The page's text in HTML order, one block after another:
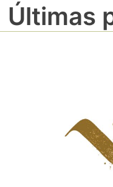
Últimas